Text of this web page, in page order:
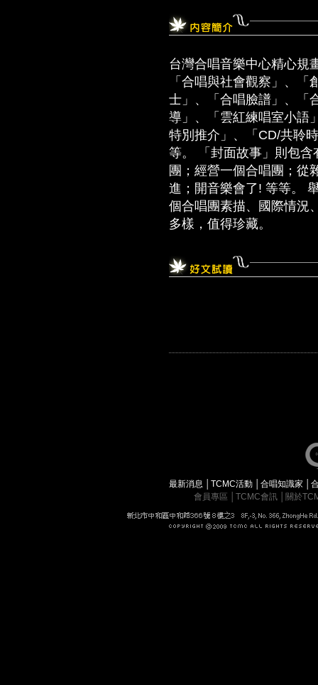
台灣合唱音樂中心精心規
「合唱與社會觀察」、
士」、「合唱臉譜」、「
導」、「雲紅練唱室小語
特別推介」、「CD/共聆
等。 「封面故事」則包
團；經營一個合唱團；從
進；開音樂會了! 等等。
個合唱團素描、國際情況
多樣，值得珍藏。
最新消息 │TCMC活動 │合唱知識家 │
會員專區
TCMC會訊 關於